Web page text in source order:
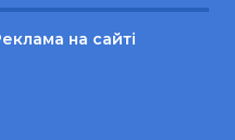
на сайті